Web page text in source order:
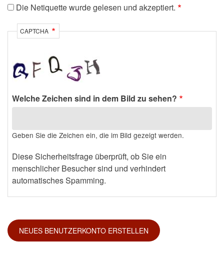
Die Netiquette wurde gelesen und akzeptiert.
CAPTCHA
Welche Zeichen sind in dem Bild zu sehen?
Geben Sie die Zeichen ein, die im Bild gezeigt werden.
Diese Sicherheitsfrage überprüft, ob Sie ein
menschlicher Besucher sind und verhindert
automatisches Spamming.